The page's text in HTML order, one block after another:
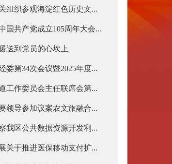
组织参观海淀红色历史文...
国共产党成立105周年大会...
送到党员的心坎上
委第34次会议暨2025年度...
工作委员会主任联席会第...
领导参加议案农文旅融合...
我区公共数据资源开发利...
关于推进医保移动支付扩...